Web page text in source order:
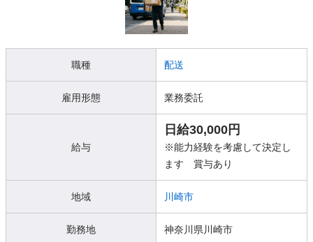
職種 配送
雇用形態 業務委託
給与
日給30,000円
※能力経験を考慮して決定し
ます 賞与あり
地域 川崎市
勤務地 神奈川県川崎市